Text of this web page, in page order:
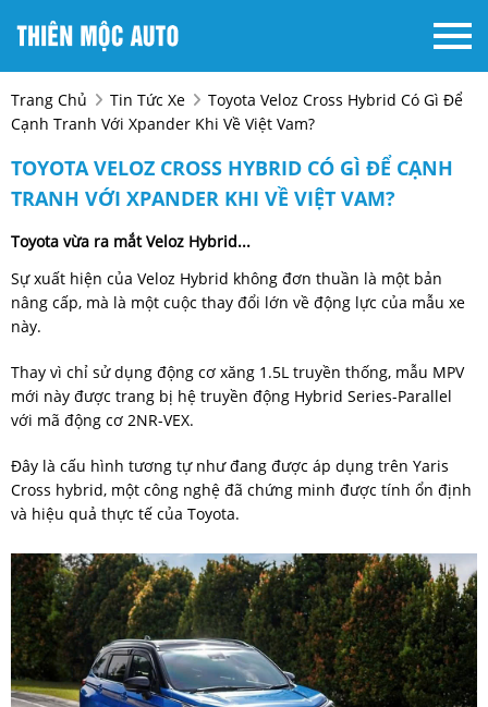
Trang Chủ Tin Tức Xe
Toyota Veloz Cross Hybrid Có Gì Để
Cạnh Tranh Với Xpander Khi Về Việt Vam?
TOYOTA VELOZ CROSS HYBRID CÓ GÌ ĐỂ CẠNH
TRANH VỚI XPANDER KHI VỀ VIỆT VAM?
Toyota vừa ra mắt Veloz Hybrid...
Sự xuất hiện của Veloz Hybrid không đơn thuần là một bản
nâng cấp, mà là một cuộc thay đổi lớn về động lực của mẫu xe
này.
Thay vì chỉ sử dụng động cơ xăng 1.5L truyền thống, mẫu MPV
mới này được trang bị hệ truyền động Hybrid Series-Parallel
với mã động cơ 2NR-VEX.
Đây là cấu hình tương tự như đang được áp dụng trên Yaris
Cross hybrid, một công nghệ đã chứng minh được tính ổn định
và hiệu quả thực tế của Toyota.